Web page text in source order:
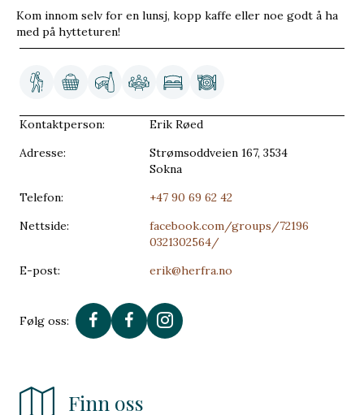
Kontaktperson:
Erik Røed
Adresse:
Strømsoddveien 167, 3534
Sokna
Telefon:
+47 90 69 62 42
Nettside:
facebook.com/groups/72196
0321302564/
E-post:
erik@herfra.no
Følg oss:
Finn oss
Kom innom selv for en lunsj, kopp kaffe eller noe godt å ha
med på hytteturen!